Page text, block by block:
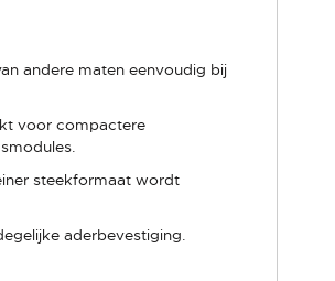
andere maten eenvoudig bij
voor compactere
steekformaat wordt
aderbevestiging.